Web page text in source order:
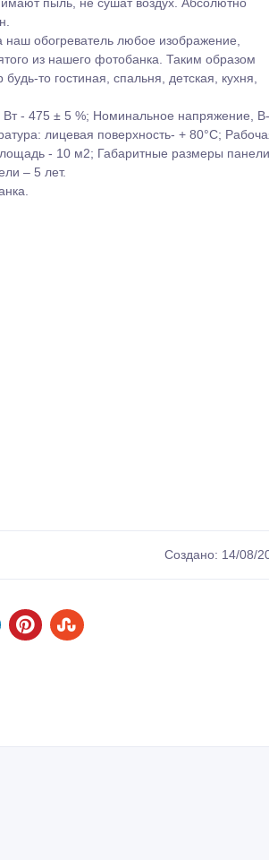
то гостиная, спальня, детская, кухня,
475 ± 5 %; Номинальное напряжение, В-
лицевая поверхность- + 80°С; Рабочая
- 10 м2; Габаритные размеры панели,
– 5 лет.